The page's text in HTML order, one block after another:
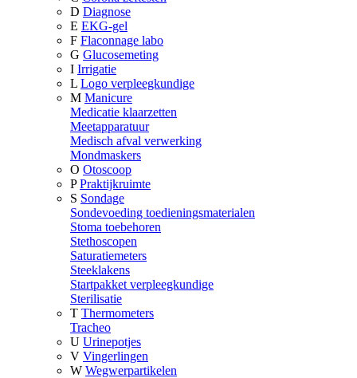
D Diagnose
E EKG-gel
F Flaconnage labo
G Glucosemeting
I Irrigatie
L Logo verpleegkundige
M Manicure
Medicatie klaarzetten
Meetapparatuur
Medisch afval verwerking
Mondmaskers
O Otoscoop
P Praktijkruimte
S Sondage
Sondevoeding toedieningsmaterialen
Stoma toebehoren
Stethoscopen
Saturatiemeters
Steeklakens
Startpakket verpleegkundige
Sterilisatie
T Thermometers
Tracheo
U Urinepotjes
V Vingerlingen
W Wegwerpartikelen